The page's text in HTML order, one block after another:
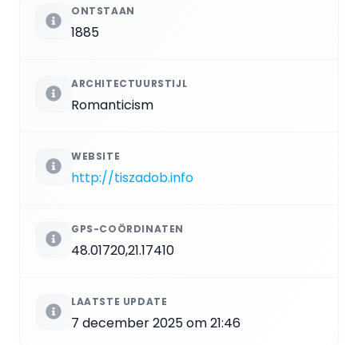
ONTSTAAN
1885
ARCHITECTUURSTIJL
Romanticism
WEBSITE
http://tiszadob.info
GPS-COÖRDINATEN
48.01720,21.17410
LAATSTE UPDATE
7 december 2025 om 21:46